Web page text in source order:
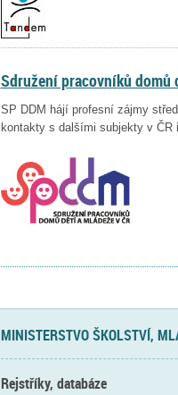
Sdružení pracovníků domů
SP DDM hájí profesní zájmy
kontakty s dalšími subjekty v
MINISTERSTVO ŠKOLSTVÍ,
Rejstříky, databáze